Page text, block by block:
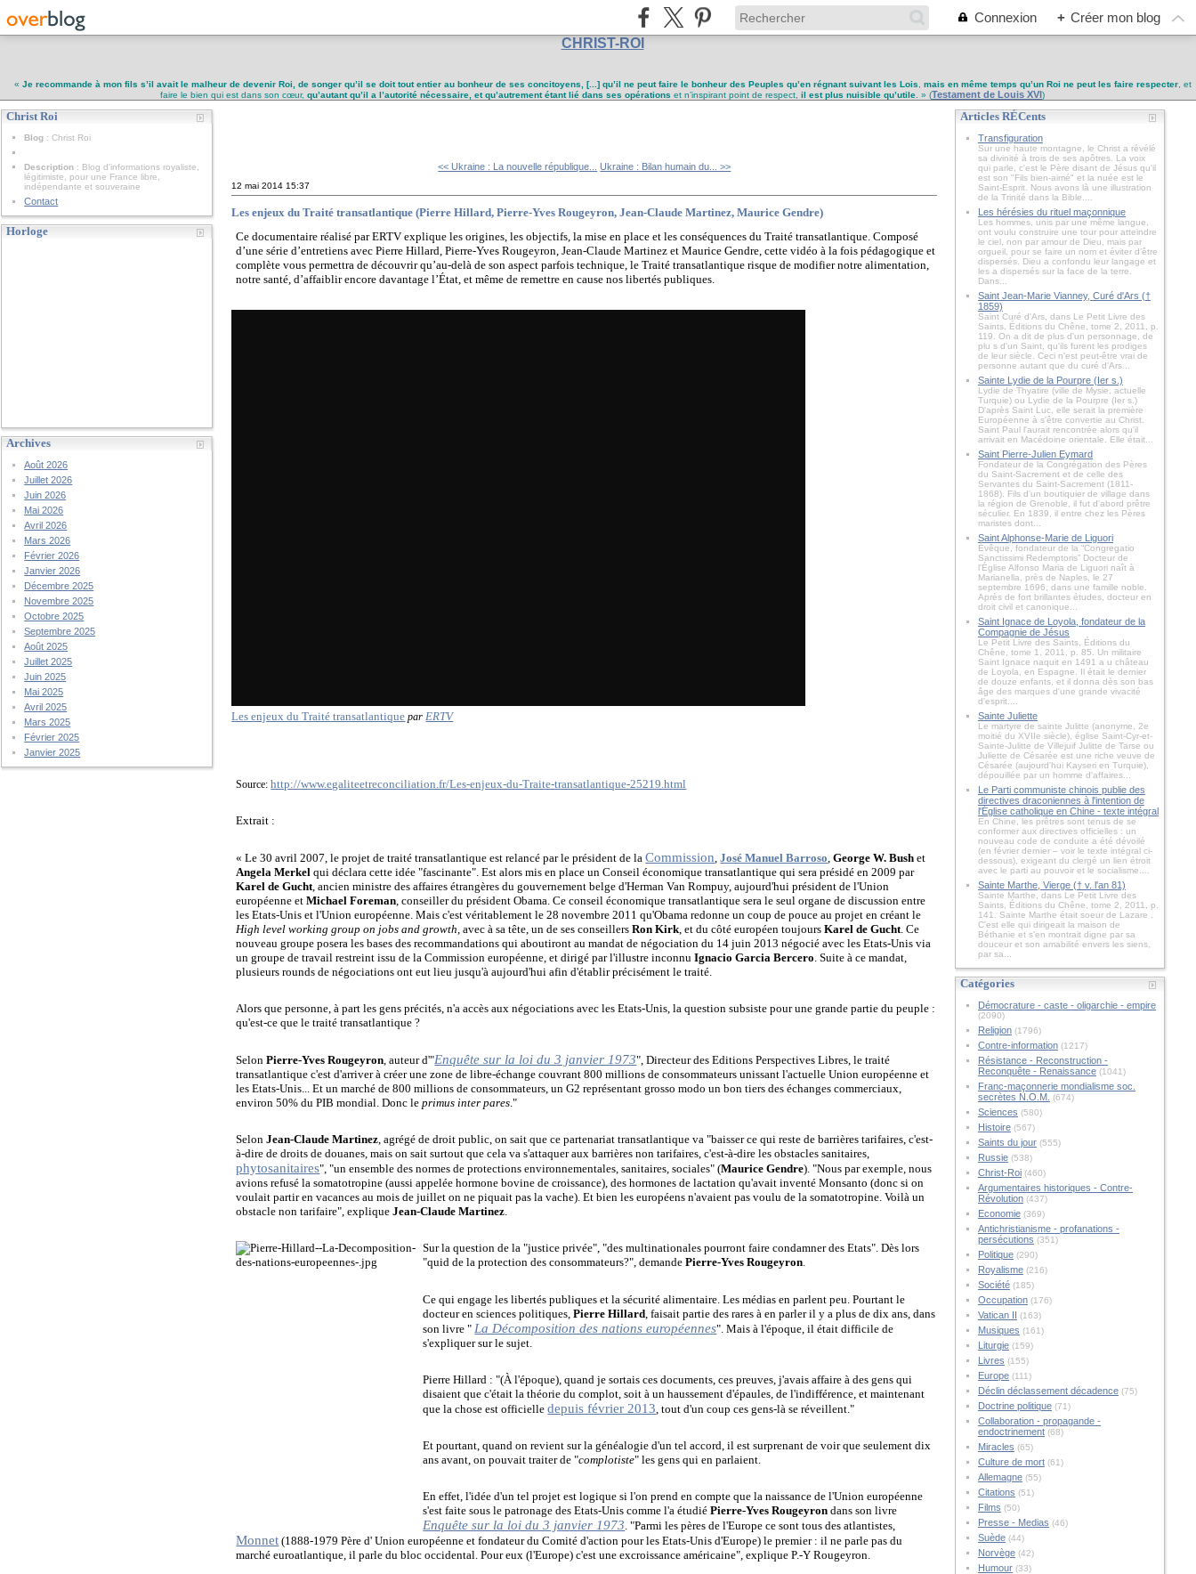
Connexion + Créer mon blog
CHRIST-ROI
« Je recommande à mon fils s’il avait le malheur de devenir Roi, de songer qu’il se doit tout entier au bonheur de ses concitoyens, [...] qu’il ne peut faire le bonheur des Peuples qu’en régnant suivant les Lois mais en même temps qu’un Roi ne peut les faire respecter, et
faire le bien qui est dans son cœur, qu’autant qu’il a l’autorité nécessaire, et qu’autrement étant lié dans ses opérations et n’inspirant point de respect, il est plus nuisible qu’utile . » (Testament de Louis XVI)
Christ Roi
Blog : Christ Roi
Description : Blog d'informations royaliste,
légitimiste, pour une France libre,
indépendante et souveraine
Contact
Horloge
Archives
Août 2026
Juillet 2026
Juin 2026
Mai 2026
Avril 2026
Mars 2026
Février 2026
Janvier 2026
Décembre 2025
Novembre 2025
Octobre 2025
Septembre 2025
Août 2025
Juillet 2025
Juin 2025
Mai 2025
Avril 2025
Mars 2025
Février 2025
Janvier 2025
<< Ukraine : La nouvelle république... Ukraine : Bilan humain du... >>
12 mai 2014 15:37
Les enjeux du Traité transatlantique (Pierre Hillard, Pierre-Yves Rougeyron, Jean-Claude Martinez, Maurice Gendre)
Ce documentaire réalisé par ERTV explique les origines, les objectifs, la mise en place et les conséquences du Traité transatlantique. Composé
d’une série d’entretiens avec Pierre Hillard, Pierre-Yves Rougeyron, Jean-Claude Martinez et Maurice Gendre, cette vidéo à la fois pédagogique et
complète vous permettra de découvrir qu’au-delà de son aspect parfois technique, le Traité transatlantique risque de modifier notre alimentation,
notre santé, d’affaiblir encore davantage l’État, et même de remettre en cause nos libertés publiques.
Les enjeux du Traité transatlantique par ERTV
Source:http://www.egaliteetreconciliation.fr/Les-enjeux-du-Traite-transatlantique-25219.html
Extrait :
« Le 30 avril 2007, le projet de traité transatlantique est relancé par le président de laCommission José Manuel Barroso ,George W. Bush et
Angela Merkel qui déclara cette idée "fascinante". Est alors mis en place un Conseil économique transatlantique qui sera présidé en 2009 par
Karel de Gucht , ancien ministre des affaires étrangères du gouvernement belge d'Herman Van Rompuy, aujourd'hui président de l'Union
européenne etMichael Foreman , conseiller du président Obama. Ce conseil économique transatlantique sera le seul organe de discussion entre
les Etats-Unis et l'Union européenne. Mais c'est véritablement le 28 novembre 2011 qu'Obama redonne un coup de pouce au projet en créant le
High level working group on jobs and growth , avec à sa tête, un de ses conseillersRon Kirk , et du côté européen toujoursKarel de Gucht . Ce
nouveau groupe posera les bases des recommandations qui aboutiront au mandat de négociation du 14 juin 2013 négocié avec les Etats-Unis via
un groupe de travail restreint issu de la Commission européenne, et dirigé par l'illustre inconnuIgnacio Garcia Bercero . Suite à ce mandat,
plusieurs rounds de négociations ont eut lieu jusqu'à aujourd'hui afin d'établir précisément le traité.
Alors que personne, à part les gens précités, n'a accès aux négociations avec les Etats-Unis, la question subsiste pour une grande partie du peuple :
qu'est-ce que le traité transatlantique ?
SelonPierre-Yves Rougeyron , auteur d'"Enquête sur la loi du 3 janvier 1973", Directeur des Editions Perspectives Libres, le traité
transatlantique c'est d'arriver à créer une zone de libre-échange couvrant 800 millions de consommateurs unissant l'actuelle Union européenne et
les Etats-Unis... Et un marché de 800 millions de consommateurs, un G2 représentant grosso modo un bon tiers des échanges commerciaux,
environ 50% du PIB mondial. Donc leprimus inter pares ."
SelonJean-Claude Martinez , agrégé de droit public, on sait que ce partenariat transatlantique va "baisser ce qui reste de barrières tarifaires, c'est-
à-dire de droits de douanes, mais on sait surtout que cela va s'attaquer aux barrières non tarifaires, c'est-à-dire les obstacles sanitaires,
phytosanitaires", "un ensemble des normes de protections environnementales, sanitaires, sociales" (Maurice Gendre). "Nous par exemple, nous
avions refusé la somatotropine (aussi appelée hormone bovine de croissance), des hormones de lactation qu'avait inventé Monsanto (donc si on
voulait partir en vacances au mois de juillet on ne piquait pas la vache). Et bien les européens n'avaient pas voulu de la somatotropine. Voilà un
obstacle non tarifaire", expliqueJean-Claude Martinez
Sur la question de la "justice privée", "des multinationales pourront faire condamner des Etats". Dès lors
"quid de la protection des consommateurs?", demande Pierre-Yves Rougeyron
Ce qui engage les libertés publiques et la sécurité alimentaire. Les médias en parlent peu. Pourtant le
docteur en sciences politiques,Pierre Hillard , faisait partie des rares à en parler il y a plus de dix ans, dans
son livre " La Décomposition des nations européennes". Mais à l'époque, il était difficile de
s'expliquer sur le sujet.
Pierre Hillard : "(À l'époque), quand je sortais ces documents, ces preuves, j'avais affaire à des gens qui
disaient que c'était la théorie du complot, soit à un haussement d'épaules, de l'indifférence, et maintenant
que la chose est officielledepuis février 2013 , tout d'un coup ces gens-là se réveillent."
Et pourtant, quand on revient sur la généalogie d'un tel accord, il est surprenant de voir que seulement dix
ans avant, on pouvait traiter de "complotiste" les gens qui en parlaient.
En effet, l'idée d'un tel projet est logique si l'on prend en compte que la naissance de l'Union européenne
s'est faite sous le patronage des Etats-Unis comme l'a étudié Pierre-Yves Rougeyron dans son livre
Enquête sur la loi du 3 janvier 1973 . "Parmi les pères de l'Europe ce sont tous des atlantistes,
Monnet (1888-1979 Père d' Union européenne et fondateur du Comité d'action pour les Etats-Unis d'Europe) le premier : il ne parle pas du
marché euroatlantique, il parle du bloc occidental. Pour eux (l'Europe) c'est une excroissance américaine", explique P.-Y Rougeyron.
Articles RÉCents
Transfiguration
Sur une haute montagne, le Christ a révélé
sa divinité à trois de ses apôtres. La voix
qui parle, c'est le Père disant de Jésus qu'il
est son "Fils bien-aimé" et la nuée est le
Saint-Esprit. Nous avons là une illustration
de la Trinité dans la Bible....
Les hérésies du rituel maçonnique
Les hommes, unis par une même langue,
ont voulu construire une tour pour atteindre
le ciel, non par amour de Dieu, mais par
orgueil, pour se faire un nom et éviter d’être
dispersés. Dieu a confondu leur langage et
les a dispersés sur la face de la terre.
Dans...
Saint Jean-Marie Vianney, Curé d'Ars (†
1859)
Saint Curé d'Ars, dans Le Petit Livre des
Saints, Éditions du Chêne, tome 2, 2011, p.
119. On a dit de plus d'un personnage, de
plu s d'un Saint, qu'ils furent les prodiges
de leur siècle. Ceci n'est peut-être vrai de
personne autant que du curé d'Ars...
Sainte Lydie de la Pourpre (Ier s.)
Lydie de Thyatire (ville de Mysie, actuelle
Turquie) ou Lydie de la Pourpre (Ier s.)
D'après Saint Luc, elle serait la première
Européenne à s'être convertie au Christ.
Saint Paul l'aurait rencontrée alors qu'il
arrivait en Macédoine orientale. Elle était...
Saint Pierre-Julien Eymard
Fondateur de la Congrégation des Pères
du Saint-Sacrement et de celle des
Servantes du Saint-Sacrement (1811-
1868). Fils d'un boutiquier de village dans
la région de Grenoble, il fut d'abord prêtre
séculier. En 1839, il entre chez les Pères
maristes dont...
Saint Alphonse-Marie de Liguori
Évêque, fondateur de la “Congregatio
Sanctissimi Redemptoris” Docteur de
l'Église Alfonso Maria de Liguori naît à
Marianella, près de Naples, le 27
septembre 1696, dans une famille noble.
Après de fort brillantes études, docteur en
droit civil et canonique...
Saint Ignace de Loyola, fondateur de la
Compagnie de Jésus
Le Petit Livre des Saints, Éditions du
Chêne, tome 1, 2011, p. 85. Un militaire
Saint Ignace naquit en 1491 a u château
de Loyola, en Espagne. Il était le dernier
de douze enfants, et il donna dès son bas
âge des marques d'une grande vivacité
d'esprit....
Sainte Juliette
Le martyre de sainte Julitte (anonyme, 2e
moitié du XVIIe siècle), église Saint-Cyr-et-
Sainte-Julitte de Villejuif Julitte de Tarse ou
Juliette de Césarée est une riche veuve de
Césarée (aujourd'hui Kayseri en Turquie),
dépouillée par un homme d'affaires...
Le Parti communiste chinois publie des
directives draconiennes à l'intention de
l'Église catholique en Chine - texte intégral
En Chine, les prêtres sont tenus de se
conformer aux directives officielles : un
nouveau code de conduite a été dévoilé
(en février dernier – voir le texte intégral ci-
dessous), exigeant du clergé un lien étroit
avec le parti au pouvoir et le socialisme....
Sainte Marthe, Vierge († v. l'an 81)
Sainte Marthe, dans Le Petit Livre des
Saints, Éditions du Chêne, tome 2, 2011, p.
141. Sainte Marthe était soeur de Lazare .
C'est elle qui dirigeait la maison de
Béthanie et s'en montrait digne par sa
douceur et son amabilité envers les siens,
par sa...
Catégories
Démocrature - caste - oligarchie - empire
(2090)
Religion(1796)
Contre-information(1217)
Résistance - Reconstruction -
Reconquête - Renaissance(1041)
Franc-maçonnerie mondialisme soc.
secrètes N.O.M. (674)
Sciences (580)
Histoire(567)
Saints du jour(555)
Russie(538)
Christ-Roi(460)
Argumentaires historiques - Contre-
Révolution(437)
Economie(369)
Antichristianisme - profanations -
persécutions (351)
Politique(290)
Royalisme(216)
Société(185)
Occupation(176)
Vatican II (163)
Musiques (161)
Liturgie(159)
Livres (155)
Europe(111)
Déclin déclassement décadence(75)
Doctrine politique(71)
Collaboration - propagande -
endoctrinement(68)
Miracles (65)
Culture de mort(61)
Allemagne(55)
Citations (51)
Films (50)
Presse - Medias (46)
Suède(44)
Norvège(42)
Humour(33)